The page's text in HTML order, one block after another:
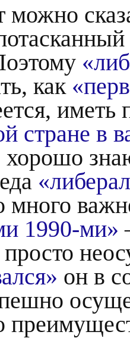
можно
как
иметь
стране в
много
1990-ми»
просто
он в